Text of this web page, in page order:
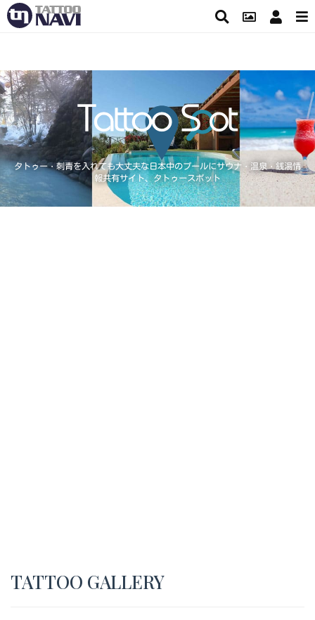
タトゥー・刺青を入れても大丈夫な日本中のプールにサウナ・温泉・銭湯情
報共有サイト、タトゥースポット
TATTOO GALLERY